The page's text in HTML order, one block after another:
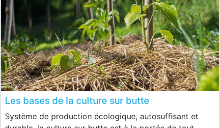
Les bases de la culture sur butte
Système de production écologique, autosuffisant et